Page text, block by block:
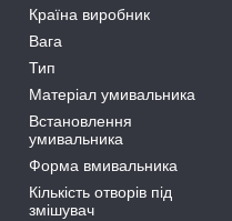
Країна виробник
Вага
Тип
Матеріал умивальника
Встановлення
умивальника
Форма вмивальника
Кількість отворів під
змішувач